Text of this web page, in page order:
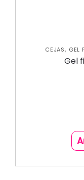
CEJAS, GEL
Gel